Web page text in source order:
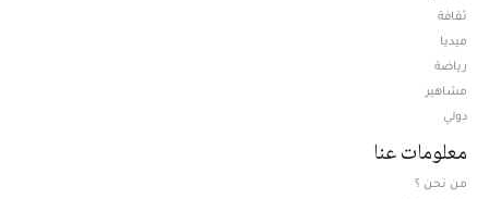
ثقافة
ميديا
رياضة
مشاهير
دولي
معلومات عنا
من نحن ؟